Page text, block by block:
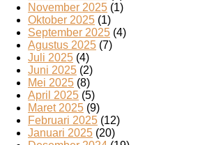
November 2025 (1)
Oktober 2025 (1)
September 2025 (4)
Agustus 2025 (7)
Juli 2025 (4)
Juni 2025 (2)
Mei 2025 (8)
April 2025 (5)
Maret 2025 (9)
Februari 2025 (12)
Januari 2025 (20)